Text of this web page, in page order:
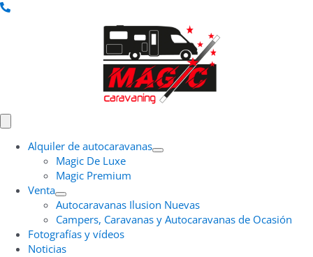
Saltar
Navigation
Alquiler de autocaravanas
Magic De Luxe
Magic Premium
Venta
Autocaravanas Ilusion Nuevas
Campers, Caravanas y Autocaravanas de Ocasión
Fotografías y vídeos
Noticias